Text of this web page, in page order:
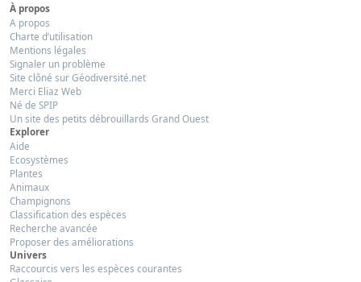
À propos
A propos
Charte d’utilisation
Mentions légales
Signaler un problème
Site clôné sur Géodiversité.net
Merci Eliaz Web
Né de SPIP
Un site des petits débrouillards Grand Ouest
Explorer
Aide
Ecosystèmes
Plantes
Animaux
Champignons
Classification des espèces
Recherche avancée
Proposer des améliorations
Univers
Raccourcis vers les espèces courantes